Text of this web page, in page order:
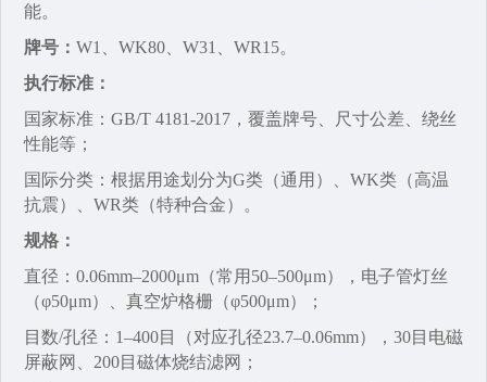
能。
牌号： W1‌、WK80‌、W31、WR15‌。
执行标准：
国家标准‌：GB/T 4181-2017，覆盖牌号、尺寸公差、绕丝
性能等；
国际分类‌：根据用途划分为G类（通用）、WK类（高温
抗震）、WR类（特种合金）。
规格：
直径‌：0.06mm–2000μm（常用50–500μm），电子管灯丝
（φ50μm）、真空炉格栅（φ500μm）；
目数/孔径‌：1–400目（对应孔径23.7–0.06mm），30目电磁
屏蔽网、200目磁体烧结滤网；